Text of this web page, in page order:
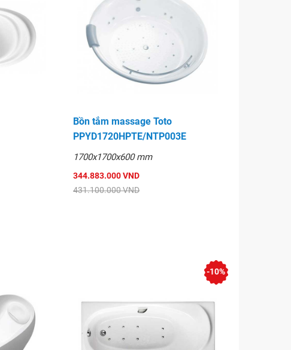
Bồn tắm massage Toto
PPYD1720HPTE/NTP003E
1700x1700x600 mm
344.883.000 VND
431.100.000 VND
-10%